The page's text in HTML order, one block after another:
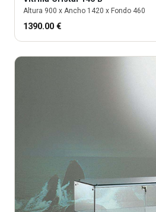
Altura 900 x Ancho 1420 x Fondo 460
1390.00 €